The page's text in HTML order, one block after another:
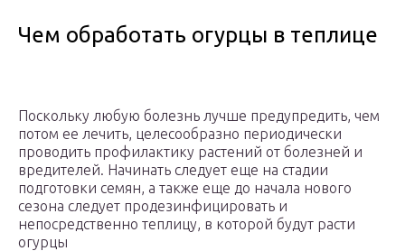
Чем обработать огурцы в теплице
Поскольку любую болезнь лучше предупредить, чем
потом ее лечить, целесообразно периодически
проводить профилактику растений от болезней и
вредителей. Начинать следует еще на стадии
подготовки семян, а также еще до начала нового
сезона следует продезинфицировать и
непосредственно теплицу, в которой будут расти
огурцы